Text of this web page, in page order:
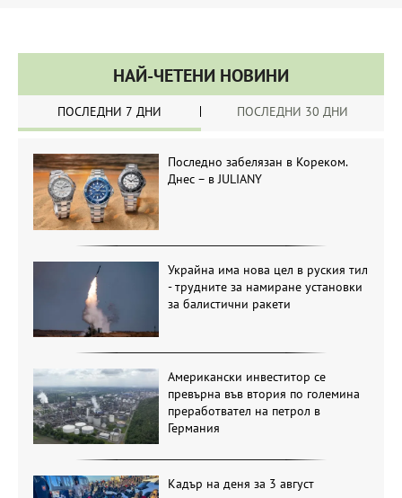
НАЙ-ЧЕТЕНИ НОВИНИ
ПОСЛЕДНИ 7 ДНИ ПОСЛЕДНИ 30 ДНИ
Последно забелязан в Кореком.
Днес – в JULIANY
Украйна има нова цел в руския тил
- трудните за намиране установки
за балистични ракети
Американски инвеститор се
превърна във втория по големина
преработвател на петрол в
Германия
Кадър на деня за 3 август